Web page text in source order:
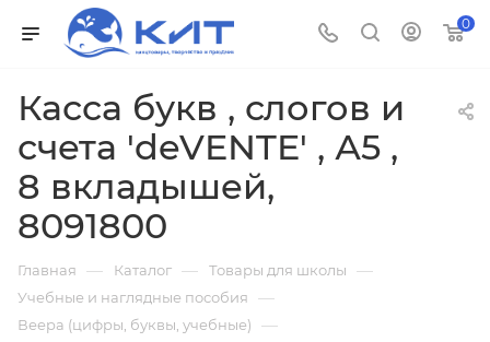
0
Касса букв , слогов и
счета 'deVENTE' , А5 ,
8 вкладышей,
8091800
Главная — Каталог — Товары для школы —
Учебные и наглядные пособия —
Веера (цифры, буквы, учебные) —